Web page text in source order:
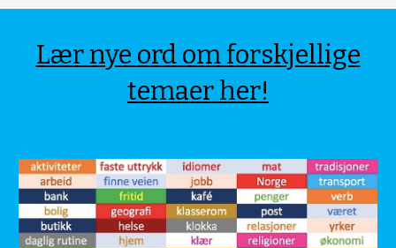
Lær nye ord om forskjellige
temaer her!